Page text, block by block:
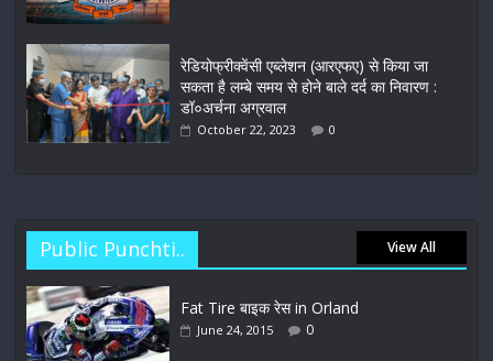
रेडियोफ्रीक्वेंसी एब्लेशन (आरएफए) से किया जा
सकता है लम्बे समय से होने बाले दर्द का निवारण :
डॉ०अर्चना अग्रवाल
October 22, 2023 0
Public Punchti.. View All
Fat Tire बाइक रेस in Orland
June 24, 2015 0